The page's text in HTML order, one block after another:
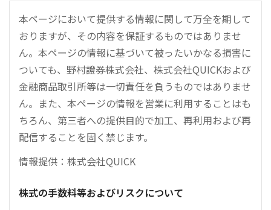
本ページにおいて提供する情報に関して万全を期して
おりますが、その内容を保証するものではありませ
ん。本ページの情報に基づいて被ったいかなる損害に
ついても、野村證券株式会社、株式会社QUICKおよび
金融商品取引所等は一切責任を負うものではありませ
ん。また、本ページの情報を営業に利用することはも
ちろん、第三者への提供目的で加工、再利用および再
配信することを固く禁じます。
情報提供：株式会社QUICK
株式の手数料等およびリスクについて